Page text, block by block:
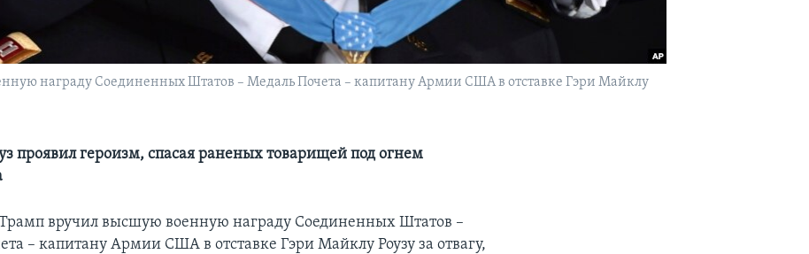
награду Соединенных Штатов – Медаль Почета – капитану Армии США в отставке Гэри Майклу
проявил героизм, спасая раненых товарищей под огнем
вручил высшую военную награду Соединенных Штатов –
– капитану Армии США в отставке Гэри Майклу Роузу за отвагу,